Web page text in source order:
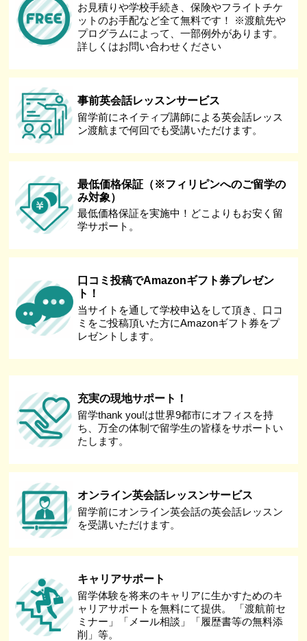
お見積りや学校手続き、保険やフライトチケ
ットのお手配など全て無料です！ ※渡航先や
プログラムによって、一部例外があります。
詳しくはお問い合わせください
事前英会話レッスンサービス
留学前にネイティブ講師による英会話レッス
ン渡航まで何回でも受講いただけます。
最低価格保証（※フィリピンへのご留学の
み対象）
最低価格保証を実施中！どこよりもお安く留
学サポート。
口コミ投稿でAmazonギフト券プレゼン
ト！
当サイトを通して学校申込をして頂き、口コ
ミをご投稿頂いた方にAmazonギフト券をプ
レゼントします。
充実の現地サポート！
留学thank you!は世界9都市にオフィスを持
ち、万全の体制で留学生の皆様をサポートい
たします。
オンライン英会話レッスンサービス
留学前にオンライン英会話の英会話レッスン
を受講いただけます。
キャリアサポート
留学体験を将来のキャリアに生かすためのキ
ャリアサポートを無料にて提供。 「渡航前セ
ミナー」「メール相談」「履歴書等の無料添
削」等。